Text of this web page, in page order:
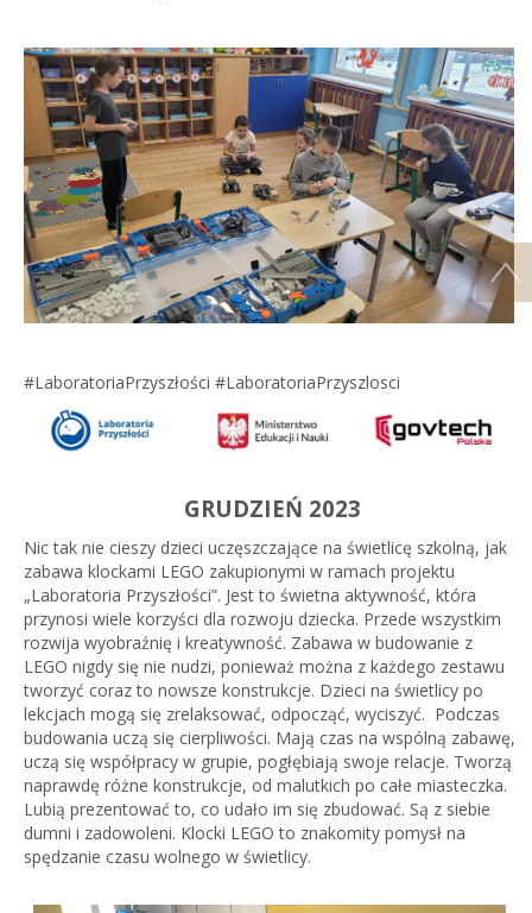
#LaboratoriaPrzyszłości #LaboratoriaPrzyszlosci
GRUDZIEŃ 2023
Nic tak nie cieszy dzieci uczęszczające na świetlicę szkolną, jak
zabawa klockami LEGO zakupionymi w ramach projektu
„Laboratoria Przyszłości”. Jest to świetna aktywność, która
przynosi wiele korzyści dla rozwoju dziecka. Przede wszystkim
rozwija wyobraźnię i kreatywność. Zabawa w budowanie z
LEGO nigdy się nie nudzi, ponieważ można z każdego zestawu
tworzyć coraz to nowsze konstrukcje. Dzieci na świetlicy po
lekcjach mogą się zrelaksować, odpocząć, wyciszyć. Podczas
budowania uczą się cierpliwości. Mają czas na wspólną zabawę,
uczą się współpracy w grupie, pogłębiają swoje relacje. Tworzą
naprawdę różne konstrukcje, od malutkich po całe miasteczka.
Lubią prezentować to, co udało im się zbudować. Są z siebie
dumni i zadowoleni. Klocki LEGO to znakomity pomysł na
spędzanie czasu wolnego w świetlicy.